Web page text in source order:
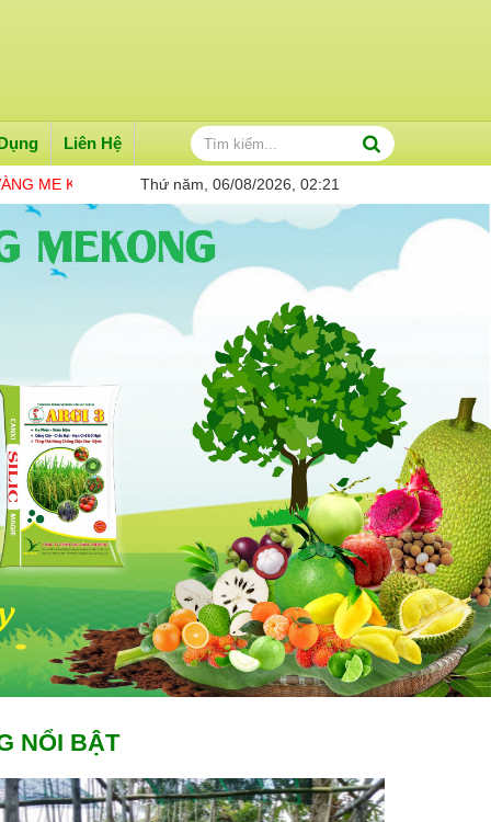
Liên Hệ
THÔNG TIN CẦN BIẾTThứ năm, 06/08/2026, 02:21
NỔI BẬT